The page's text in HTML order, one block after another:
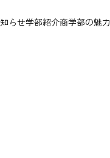
らせ学部紹介商学部の魅力